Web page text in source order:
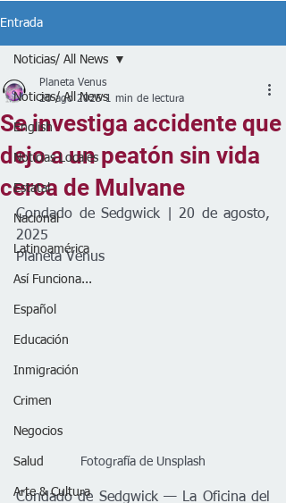
Entrada
Noticias/ All News
English
Noticias Locales
Estatal
Nacional
Latinoamérica
Así Funciona...
Español
Educación
Inmigración
Crimen
Negocios
Salud
Arte & Cultura
Noticias/ All News
Se investiga accidente que
dejo a un peatón sin vida
cerca de Mulvane
Planeta Venus
20 ago 2025 1 min de lectura
Condado de Sedgwick | 20 de agosto,
2025
Planeta Venus
Fotografía de Unsplash
Condado de Sedgwick — La Oficina del